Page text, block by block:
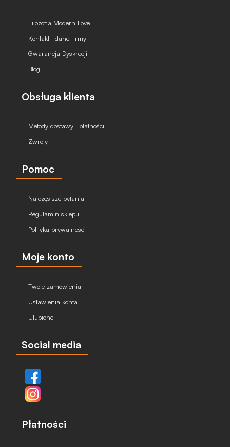
Filozofia Modern Love
Kontakt i dane firmy
Gwarancja Dyskrecji
Blog
Obsługa klienta
Metody dostawy i płatności
Zwroty
Pomoc
Najczęstsze pytania
Regulamin sklepu
Polityka prywatności
Moje konto
Twoje zamówienia
Ustawienia konta
Ulubione
Social media
Płatności